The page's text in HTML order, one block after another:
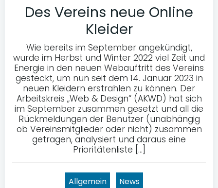
Des Vereins neue Online
Kleider
Wie bereits im September angekündigt,
wurde im Herbst und Winter 2022 viel Zeit und
Energie in den neuen Webauftritt des Vereins
gesteckt, um nun seit dem 14. Januar 2023 in
neuen Kleidern erstrahlen zu können. Der
Arbeitskreis „Web & Design“ (AKWD) hat sich
im September zusammen gesetzt und all die
Rückmeldungen der Benutzer (unabhängig
ob Vereinsmitglieder oder nicht) zusammen
getragen, analysiert und daraus eine
Prioritätenliste […]
Allgemein News